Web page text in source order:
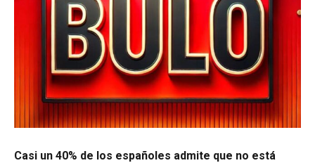
Casi un 40% de los españoles admite que no está